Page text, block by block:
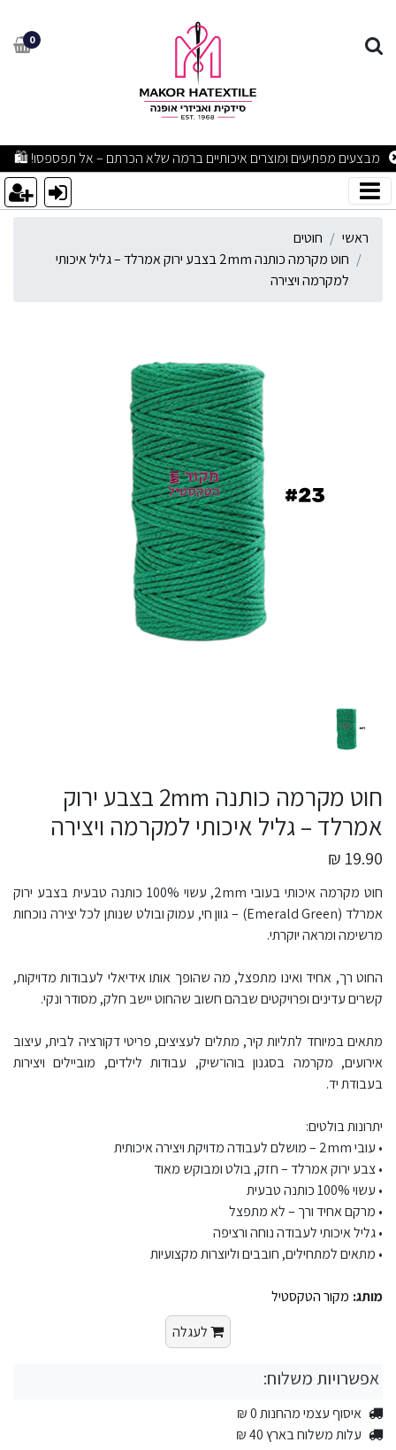
חוט מקרמה כותנה 2mm בצבע ירוק אמרלד – גליל איכותי למקרמה ויצירה 0
מבצעים מפתיעים ומוצרים איכותיים ברמה שלא הכרתם – אל
ראשי
חוטים
חוט מקרמה כותנה 2mm בצבע ירוק אמרלד – גליל איכותי
למקרמה ויצירה
חוט מקרמה כותנה 2mm בצבע ירוק
אמרלד – גליל איכותי למקרמה ויצירה
19.90 ₪
חוט מקרמה איכותי בעובי 2mm, עשוי 100% כותנה טבעית בצבע ירוק
אמרלד (Emerald Green) – גוון חי, עמוק ובולט שנותן לכל יצירה נוכחות
מרשימה ומראה יוקרתי.
החוט רך, אחיד ואינו מתפצל, מה שהופך אותו אידיאלי לעבודות מדויקות,
קשרים עדינים ופרויקטים שבהם חשוב שהחוט יישב חלק, מסודר ונקי.
מתאים במיוחד לתליות קיר, מתלים לעציצים, פריטי דקורציה לבית, עיצוב
אירועים, מקרמה בסגנון בוהו־שיק, עבודות לילדים, מוביילים ויצירות
בעבודת יד.
יתרונות בולטים:
• עובי 2mm – מושלם לעבודה מדויקת ויצירה איכותית
• צבע ירוק אמרלד – חזק, בולט ומבוקש מאוד
• עשוי 100% כותנה טבעית
• מרקם אחיד ורך – לא מתפצל
• גליל איכותי לעבודה נוחה ורציפה
• מתאים למתחילים, חובבים וליוצרות מקצועיות
מותג: מקור הטקסטיל
לעגלה
אפשרויות משלוח:
איסוף עצמי מהחנות 0 ₪
עלות משלוח בארץ 40 ₪